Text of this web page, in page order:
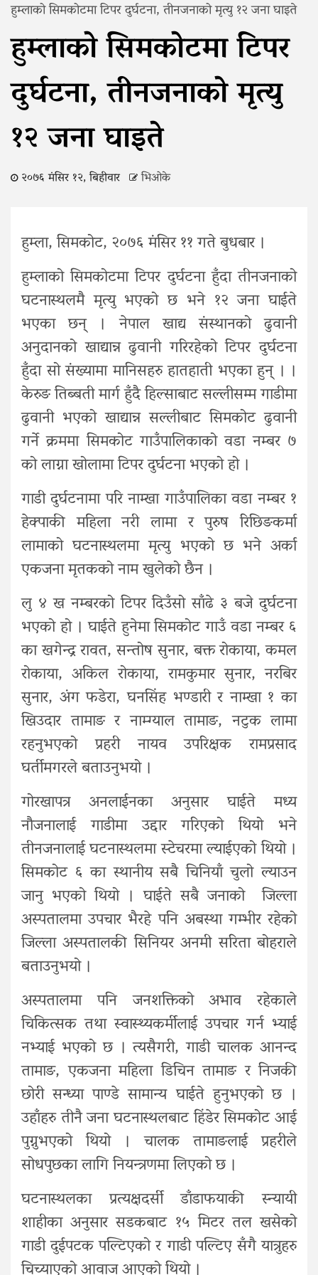
हुम्लाको सिमकोटमा टिपर दुर्घटना, तीनजनाको मृत्यु १२ जना घाइते
हुम्लाको सिमकोटमा टिपर
दुर्घटना, तीनजनाको मृत्यु
१२ जना घाइते
२०७६ मंसिर १२, बिहीवार भिओके
हुम्ला, सिमकोट, २०७६ मंसिर ११ गते बुधबार ।
हुम्लाको सिमकोटमा टिपर दुर्घटना हुँदा तीनजनाको
घटनास्थलमै मृत्यु भएको छ भने १२ जना घाईते
भएका छन् । नेपाल खाद्य संस्थानको ढुवानी
अनुदानको खाद्यान्न ढुवानी गरिरहेको टिपर दुर्घटना
हुँदा सो संख्यामा मानिसहरु हातहाती भएका हुन् । ।
केरुङ तिब्बती मार्ग हुँदै हिल्साबाट सल्लीसम्म गाडीमा
ढुवानी भएको खाद्यान्न सल्लीबाट सिमकोट ढुवानी
गर्ने क्रममा सिमकोट गाउँपालिकाको वडा नम्बर ७
को लाग्ना खोलामा टिपर दुर्घटना भएको हो ।
गाडी दुर्घटनामा परि नाम्खा गाउँपालिका वडा नम्बर १
हेक्पाकी महिला नरी लामा र पुरुष रिछिङकर्मा
लामाको घटनास्थलमा मृत्यु भएको छ भने अर्का
एकजना मृतकको नाम खुलेको छैन ।
लु ४ ख नम्बरको टिपर दिउँसो साँढे ३ बजे दुर्घटना
भएको हो । घाईते हुनेमा सिमकोट गाउँ वडा नम्बर ६
का खगेन्द्र रावत, सन्तोष सुनार, बक्त रोकाया, कमल
रोकाया, अकिल रोकाया, रामकुमार सुनार, नरबिर
सुनार, अंग फडेरा, घनसिंह भण्डारी र नाम्खा १ का
खिउदार तामाङ र नाम्ग्याल तामाङ, नटुक लामा
रहनुभएको प्रहरी नायव उपरिक्षक रामप्रसाद
घर्तीमगरले बताउनुभयो ।
गोरखापत्र अनलाईनका अनुसार घाईते मध्य
नौजनालाई गाडीमा उद्दार गरिएको थियो भने
तीनजनालाई घटनास्थलमा स्टेचरमा ल्याईएको थियो ।
सिमकोट ६ का स्थानीय सबै चिनियाँ चुलो ल्याउन
जानु भएको थियो । घाईते सबै जनाको जिल्ला
अस्पतालमा उपचार भैरहे पनि अबस्था गम्भीर रहेको
जिल्ला अस्पतालकी सिनियर अनमी सरिता बोहराले
बताउनुभयो ।
अस्पतालमा पनि जनशक्तिको अभाव रहेकाले
चिकित्सक तथा स्वास्थ्यकर्मीलाई उपचार गर्न भ्याई
नभ्याई भएको छ । त्यसैगरी, गाडी चालक आनन्द
तामाङ, एकजना महिला डिचिन तामाङ र निजकी
छोरी सन्ध्या पाण्डे सामान्य घाईते हुनुभएको छ ।
उहाँहरु तीनै जना घटनास्थलबाट हिंडेर सिमकोट आई
पुग्नुभएको थियो । चालक तामाङलाई प्रहरीले
सोधपुछका लागि नियन्त्रणमा लिएको छ ।
घटनास्थलका प्रत्यक्षदर्सी डाँडाफयाकी स्न्यायी
शाहीका अनुसार सडकबाट १५ मिटर तल खसेको
गाडी दुईपटक पल्टिएको र गाडी पल्टिए सँगै यात्रुहरु